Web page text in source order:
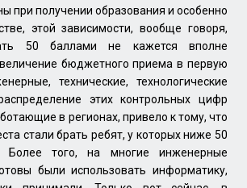
при получении образования и особенно
этой зависимости, вообще говоря,
50 баллами не кажется вполне
бюджетного приема в первую
технические, технологические
этих контрольных цифр
в регионах, привело к тому, что
стали брать ребят, у которых ниже 50
того, на многие инженерные
были использовать информатику,